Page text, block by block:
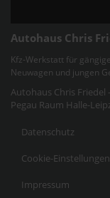
Autohaus Chris
Kfz-Werkstatt für
Neuwagen und jungen
Autohaus Chris
Pegau Raum Halle-
Datenschutz
Cookie-Einstellungen
Impressum